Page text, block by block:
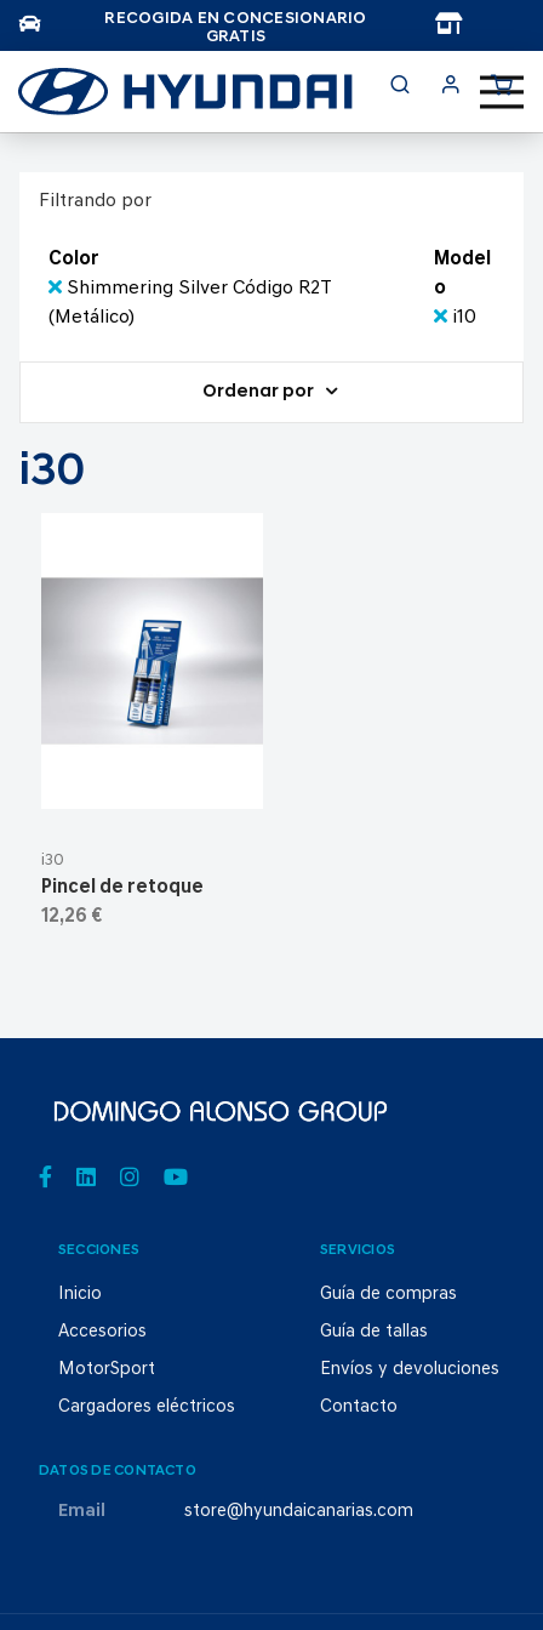
RECOGIDA EN CONCESIONARIO
GRATIS
Filtrando por
Color
Shimmering Silver Código R2T
(Metálico)
Model
o
i10
Ordenar por
i30
i30
Pincel de retoque
12,26 €
SECCIONES
Inicio
Accesorios
MotorSport
Cargadores eléctricos
SERVICIOS
Guía de compras
Guía de tallas
Envíos y devoluciones
Contacto
DATOS DE CONTACTO
Email store@hyundaicanarias.com